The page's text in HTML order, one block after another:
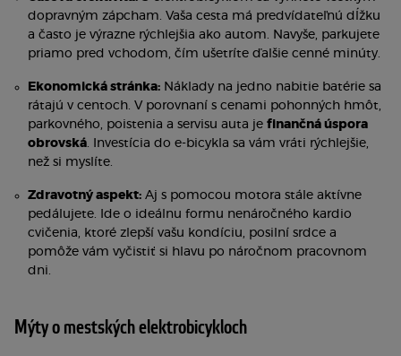
dopravným zápcham. Vaša cesta má predvídateľnú dĺžku
a často je výrazne rýchlejšia ako autom. Navyše, parkujete
priamo pred vchodom, čím ušetríte ďalšie cenné minúty.
Ekonomická stránka: Náklady na jedno nabitie batérie sa
rátajú v centoch. V porovnaní s cenami pohonných hmôt,
parkovného, poistenia a servisu auta jefinančná úspora
obrovská. Investícia do e-bicykla sa vám vráti rýchlejšie,
než si myslíte.
Zdravotný aspekt: Aj s pomocou motora stále aktívne
pedálujete. Ide o ideálnu formu nenáročného kardio
cvičenia, ktoré zlepší vašu kondíciu, posilní srdce a
pomôže vám vyčistiť si hlavu po náročnom pracovnom
dni.
Mýty o mestských elektrobicykloch